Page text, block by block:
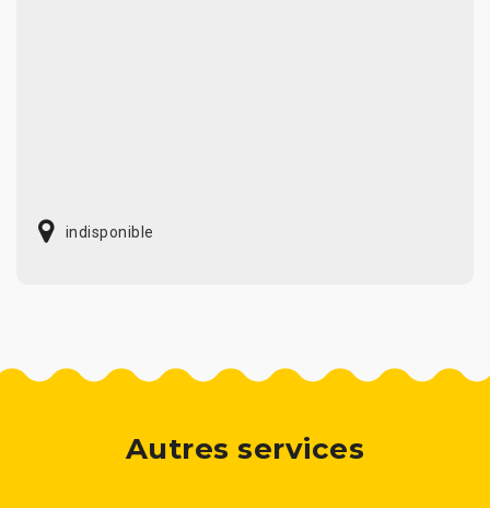
indisponible
Autres services